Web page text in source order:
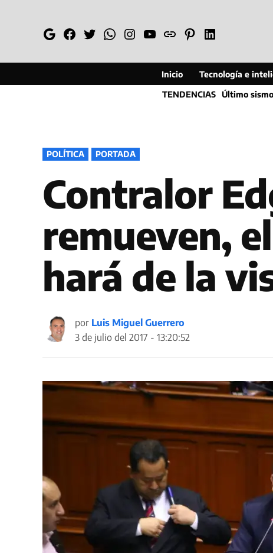
GoogleFacebook
TwitterWhatsapp
Instagram
YouTube
WebPinterestLinkedin
Inicio Tecnología e
TENDENCIAS Último sismo
PUBLICADO
EN
POLÍTICA PORTADA
Contralor
remueven,
hará de la
por Luis Miguel Guerrero
3 de julio del 2017 - 13:20:52